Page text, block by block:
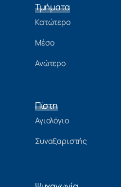
Τμήματα
Κατώτερο
Μέσο
Ανώτερο
Πίστη
Αγιολόγιο
Συναξαριστής